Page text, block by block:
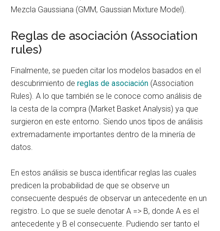
Mezcla Gaussiana (GMM, Gaussian Mixture Model).
Reglas de asociación (Association
rules)
Finalmente, se pueden citar los modelos basados en el
descubrimiento dereglas de asociación (Association
Rules). A lo que también se le conoce como análisis de
la cesta de la compra (Market Basket Analysis) ya que
surgieron en este entorno. Siendo unos tipos de análisis
extremadamente importantes dentro de la minería de
datos.
En estos análisis se busca identificar reglas las cuales
predicen la probabilidad de que se observe un
consecuente después de observar un antecedente en un
registro. Lo que se suele denotar A => B, donde A es el
antecedente y B el consecuente. Pudiendo ser tanto el